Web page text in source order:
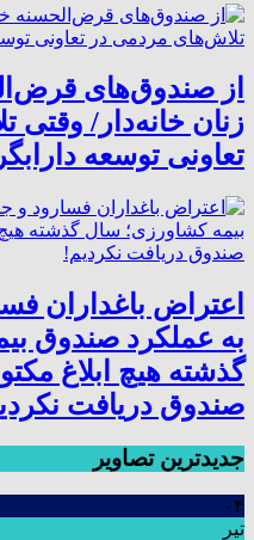
از صندوق‌های
زنان خانه‌دار/ وقتی
تعاونی توسعه
اعتراض باغداران
به عملکرد صندوق
گذشته هیچ ابلاغ
صندوق دریافت
جدیدترین تصاویر
۰۴
تیر